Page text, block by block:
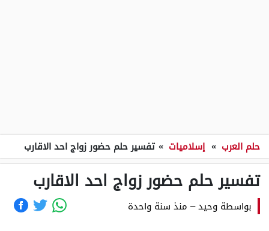
حلم العرب » إسلاميات » تفسير حلم حضور زواج احد الاقارب
تفسير حلم حضور زواج احد الاقارب
بواسطة وحيد– منذ سنة واحدة